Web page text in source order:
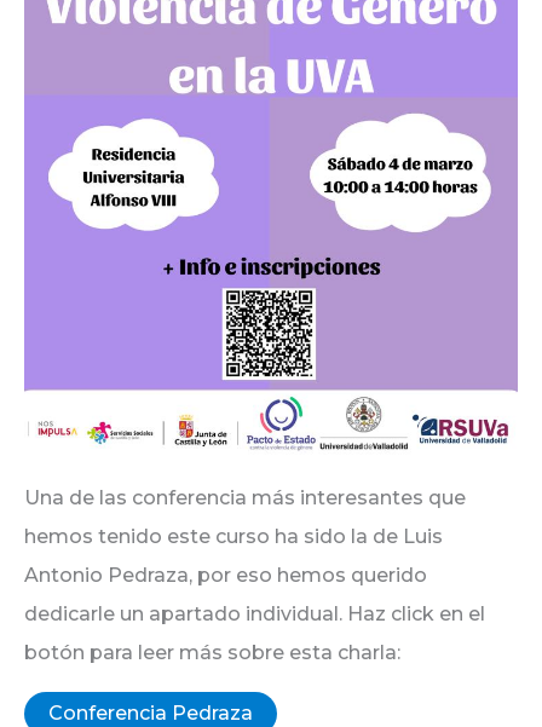
Una de las conferencia más interesantes que
hemos tenido este curso ha sido la de Luis
Antonio Pedraza, por eso hemos querido
dedicarle un apartado individual. Haz click en el
botón para leer más sobre esta charla:
Conferencia Pedraza